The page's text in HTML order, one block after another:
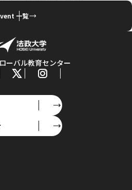
一覧
ーバル教育センター